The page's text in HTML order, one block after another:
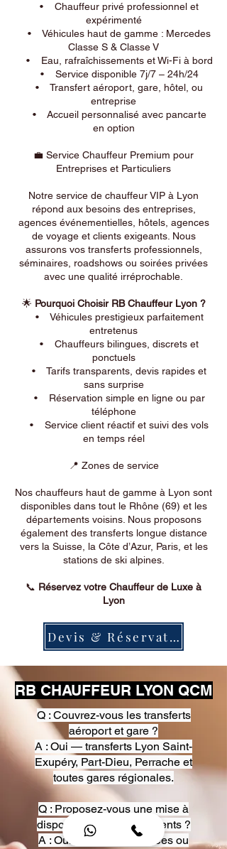
• Chauffeur privé professionnel et
expérimenté
• Véhicules haut de gamme : Mercedes
Classe S & Classe V
• Eau, rafraîchissements et Wi-Fi à bord
• Service disponible 7j/7 – 24h/24
• Transfert aéroport, gare, hôtel, ou
entreprise
• Accueil personnalisé avec pancarte
en option
💼 Service Chauffeur Premium pour
Entreprises et Particuliers
Notre service de chauffeur VIP à Lyon
répond aux besoins des entreprises,
agences événementielles, hôtels, agences
de voyage et clients exigeants. Nous
assurons vos transferts professionnels,
séminaires, roadshows ou soirées privées
avec une qualité irréprochable.
🌟 Pourquoi Choisir RB Chauffeur Lyon ?
• Véhicules prestigieux parfaitement
entretenus
• Chauffeurs bilingues, discrets et
ponctuels
• Tarifs transparents, devis rapides et
sans surprise
• Réservation simple en ligne ou par
téléphone
• Service client réactif et suivi des vols
en temps réel
📍 Zones de service
Nos chauffeurs haut de gamme à Lyon sont
disponibles dans tout le Rhône (69) et les
départements voisins. Nous proposons
également des transferts longue distance
vers la Suisse, la Côte d’Azur, Paris, et les
stations de ski alpines.
📞 Réservez votre Chauffeur de Luxe à
Lyon
Devis & Réservation
RB CHAUFFEUR LYON QCM
Q : Couvrez-vous les transferts
aéroport et gare ?
A : Oui — transferts Lyon Saint-
Exupéry, Part-Dieu, Perrache et
toutes gares régionales.
Q : Proposez-vous une mise à
disposition pour événements ?
A : Oui — heures, journées ou